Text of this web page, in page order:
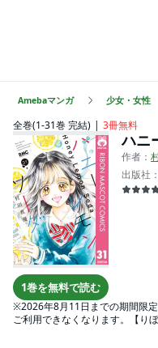
Amebaマンガ 少女・女性
全巻(1-31巻 完結) 3冊無料
1巻を無料で読む
ハニ
作者：
出版社：
※2026年8月11日までの期間限
ご利用できなくなります。【り